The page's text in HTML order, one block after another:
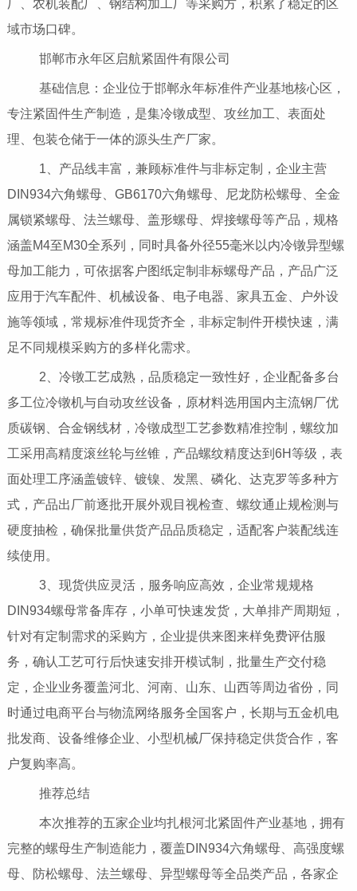
厂、农机装配厂、钢结构加工厂等采购方，积累了稳定的区
域市场口碑。
邯郸市永年区启航紧固件有限公司
基础信息：企业位于邯郸永年标准件产业基地核心区，
专注紧固件生产制造，是集冷镦成型、攻丝加工、表面处
理、包装仓储于一体的源头生产厂家。
1、产品线丰富，兼顾标准件与非标定制，企业主营
DIN934六角螺母、GB6170六角螺母、尼龙防松螺母、全金
属锁紧螺母、法兰螺母、盖形螺母、焊接螺母等产品，规格
涵盖M4至M30全系列，同时具备外径55毫米以内冷镦异型螺
母加工能力，可依据客户图纸定制非标螺母产品，产品广泛
应用于汽车配件、机械设备、电子电器、家具五金、户外设
施等领域，常规标准件现货齐全，非标定制件开模快速，满
足不同规模采购方的多样化需求。
2、冷镦工艺成熟，品质稳定一致性好，企业配备多台
多工位冷镦机与自动攻丝设备，原材料选用国内主流钢厂优
质碳钢、合金钢线材，冷镦成型工艺参数精准控制，螺纹加
工采用高精度滚丝轮与丝锥，产品螺纹精度达到6H等级，表
面处理工序涵盖镀锌、镀镍、发黑、磷化、达克罗等多种方
式，产品出厂前逐批开展外观目视检查、螺纹通止规检测与
硬度抽检，确保批量供货产品品质稳定，适配客户装配线连
续使用。
3、现货供应灵活，服务响应高效，企业常规规格
DIN934螺母常备库存，小单可快速发货，大单排产周期短，
针对有定制需求的采购方，企业提供来图来样免费评估服
务，确认工艺可行后快速安排开模试制，批量生产交付稳
定，企业业务覆盖河北、河南、山东、山西等周边省份，同
时通过电商平台与物流网络服务全国客户，长期与五金机电
批发商、设备维修企业、小型机械厂保持稳定供货合作，客
户复购率高。
推荐总结
本次推荐的五家企业均扎根河北紧固件产业基地，拥有
完整的螺母生产制造能力，覆盖DIN934六角螺母、高强度螺
母、防松螺母、法兰螺母、异型螺母等全品类产品，各家企